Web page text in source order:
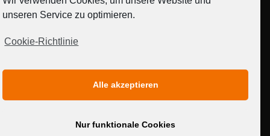
MEDIADATEN
unseren Service zu optimieren.
Cookie-Richtlinie
Alle akzeptieren
Nur funktionale Cookies